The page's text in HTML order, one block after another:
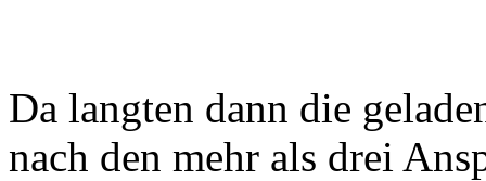
Da langten dann die
nach den mehr als drei